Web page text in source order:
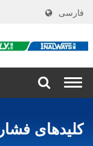
فارسی
کلیدهای